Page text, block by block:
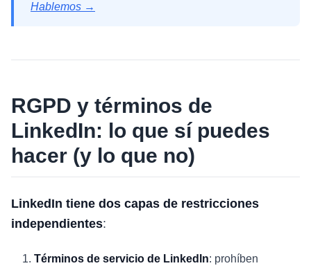
Hablemos →
RGPD y términos de
LinkedIn: lo que sí puedes
hacer (y lo que no)
LinkedIn tiene dos capas de restricciones
independientes:
Términos de servicio de LinkedIn: prohíben